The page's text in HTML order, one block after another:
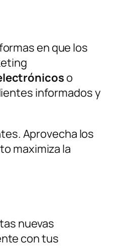
en que los
o
informados y
Aprovecha los
maximiza la
nuevas
con tus